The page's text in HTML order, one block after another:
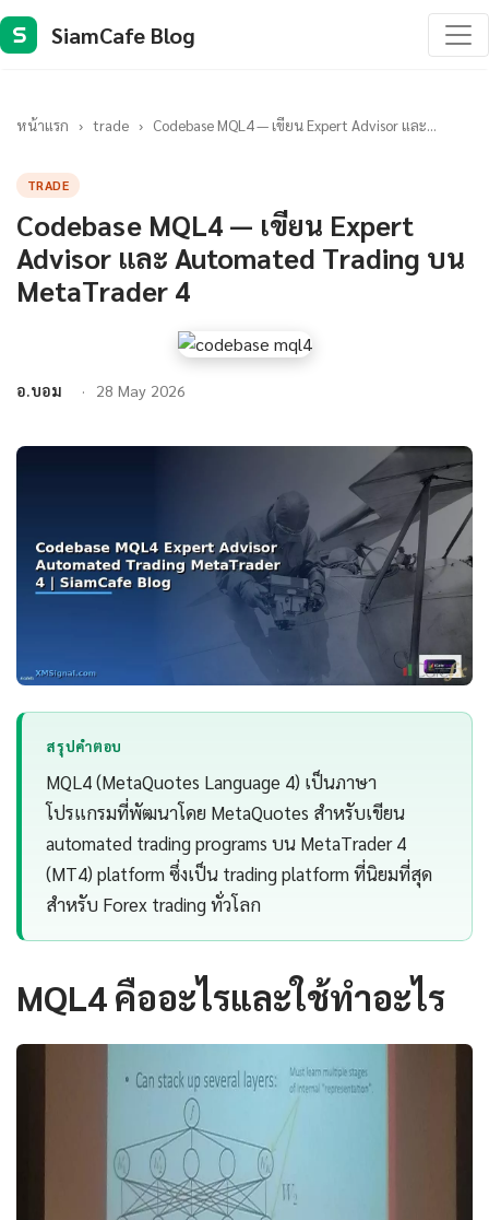
S SiamCafe Blog
หน้าแรก › trade › Codebase MQL4 — เขียน Expert Advisor และ...
TRADE
Codebase MQL4 — เขียน Expert
Advisor และ Automated Trading บน
MetaTrader 4
อ.บอม 28 May 2026
สรุปคำตอบ
MQL4 (MetaQuotes Language 4) เป็นภาษา
โปรแกรมที่พัฒนาโดย MetaQuotes สำหรับเขียน
automated trading programs บน MetaTrader 4
(MT4) platform ซึ่งเป็น trading platform ที่นิยมที่สุด
สำหรับ Forex trading ทั่วโลก
MQL4 คืออะไรและใช้ทำอะไร